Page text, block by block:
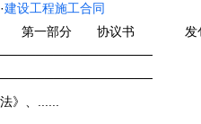
·建设工程施工合同
第一部分 协议书 发包
───────────────── 承
───────────────── 依照
法》、......